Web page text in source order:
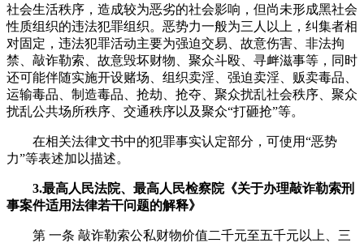
社会生活秩序，造成较为恶劣的社会影响，但尚未形成黑社会
性质组织的违法犯罪组织。恶势力一般为三人以上，纠集者相
对固定，违法犯罪活动主要为强迫交易、故意伤害、非法拘
禁、敲诈勒索、故意毁坏财物、聚众斗殴、寻衅滋事等，同时
还可能伴随实施开设赌场、组织卖淫、强迫卖淫、贩卖毒品、
运输毒品、制造毒品、抢劫、抢夺、聚众扰乱社会秩序、聚众
扰乱公共场所秩序、交通秩序以及聚众“打砸抢”等。
在相关法律文书中的犯罪事实认定部分，可使用“恶势
力”等表述加以描述。
3.最高人民法院、 最高人民检察院《关于办理敲诈勒索刑
事案件适用法律若干问题的解释》
第 一条 敲诈勒索公私财物价值二千元至五千元以上、三